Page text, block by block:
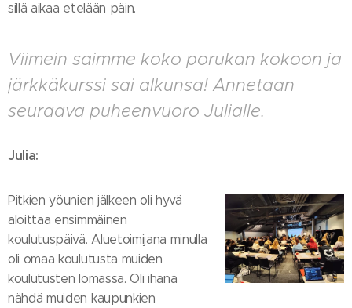
sillä aikaa etelään päin.
Viimein saimme koko porukan kokoon ja
järkkäkurssi sai alkunsa! Annetaan
seuraava puheenvuoro Julialle.
Julia:
Pitkien yöunien jälkeen oli hyvä
aloittaa ensimmäinen
koulutuspäivä. Aluetoimijana minulla
oli omaa koulutusta muiden
koulutusten lomassa. Oli ihana
nähdä muiden kaupunkien